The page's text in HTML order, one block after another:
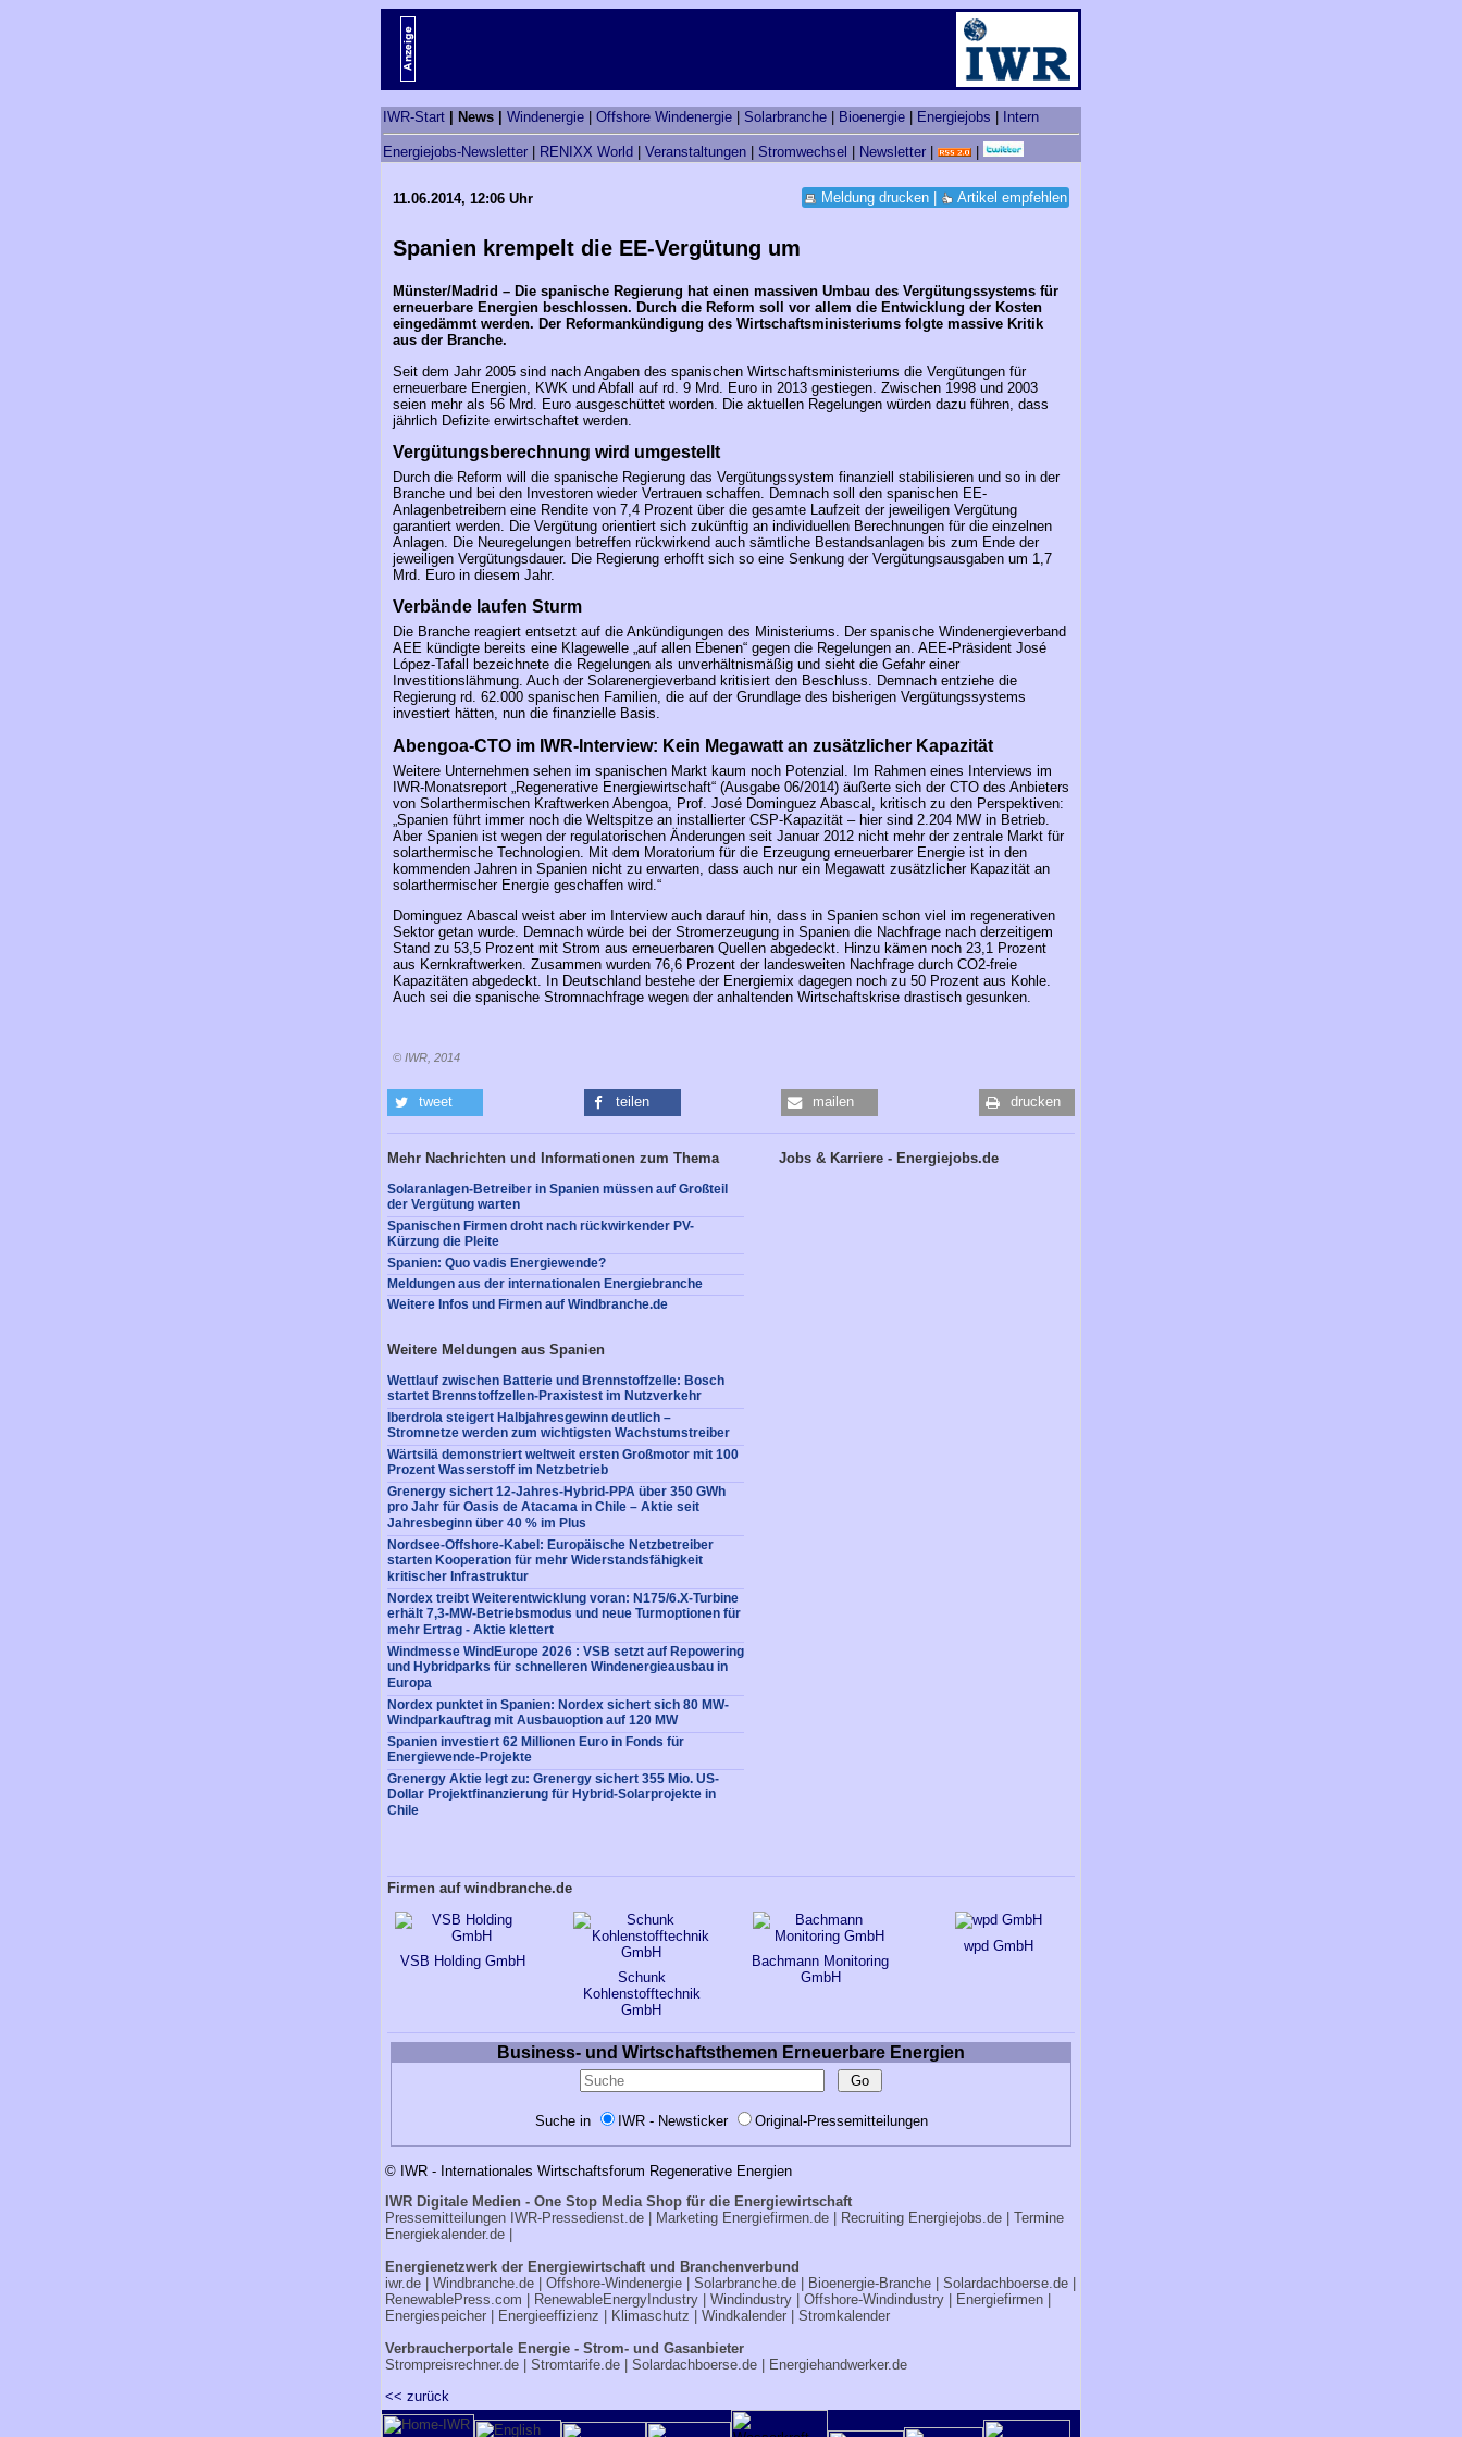
IWR-Start | News | Windenergie Offshore Windenergie Solarbranche Bioenergie Energiejobs Intern
Energiejobs-Newsletter RENIXX World Veranstaltungen Stromwechsel Newsletter
Meldung drucken Artikel empfehlen
11.06.2014, 12:06 Uhr
Spanien krempelt die EE-Vergütung um
Münster/Madrid – Die spanische Regierung hat einen massiven Umbau des Vergütungssystems für
erneuerbare Energien beschlossen. Durch die Reform soll vor allem die Entwicklung der Kosten
eingedämmt werden. Der Reformankündigung des Wirtschaftsministeriums folgte massive Kritik
aus der Branche.
Seit dem Jahr 2005 sind nach Angaben des spanischen Wirtschaftsministeriums die Vergütungen für
erneuerbare Energien, KWK und Abfall auf rd. 9 Mrd. Euro in 2013 gestiegen. Zwischen 1998 und 2003
seien mehr als 56 Mrd. Euro ausgeschüttet worden. Die aktuellen Regelungen würden dazu führen, dass
jährlich Defizite erwirtschaftet werden.
Vergütungsberechnung wird umgestellt
Durch die Reform will die spanische Regierung das Vergütungssystem finanziell stabilisieren und so in der
Branche und bei den Investoren wieder Vertrauen schaffen. Demnach soll den spanischen EE-
Anlagenbetreibern eine Rendite von 7,4 Prozent über die gesamte Laufzeit der jeweiligen Vergütung
garantiert werden. Die Vergütung orientiert sich zukünftig an individuellen Berechnungen für die einzelnen
Anlagen. Die Neuregelungen betreffen rückwirkend auch sämtliche Bestandsanlagen bis zum Ende der
jeweiligen Vergütungsdauer. Die Regierung erhofft sich so eine Senkung der Vergütungsausgaben um 1,7
Mrd. Euro in diesem Jahr.
Verbände laufen Sturm
Die Branche reagiert entsetzt auf die Ankündigungen des Ministeriums. Der spanische Windenergieverband
AEE kündigte bereits eine Klagewelle „auf allen Ebenen“ gegen die Regelungen an. AEE-Präsident José
López-Tafall bezeichnete die Regelungen als unverhältnismäßig und sieht die Gefahr einer
Investitionslähmung. Auch der Solarenergieverband kritisiert den Beschluss. Demnach entziehe die
Regierung rd. 62.000 spanischen Familien, die auf der Grundlage des bisherigen Vergütungssystems
investiert hätten, nun die finanzielle Basis.
Abengoa-CTO im IWR-Interview: Kein Megawatt an zusätzlicher Kapazität
Weitere Unternehmen sehen im spanischen Markt kaum noch Potenzial. Im Rahmen eines Interviews im
IWR-Monatsreport „Regenerative Energiewirtschaft“ (Ausgabe 06/2014) äußerte sich der CTO des Anbieters
von Solarthermischen Kraftwerken Abengoa, Prof. José Dominguez Abascal, kritisch zu den Perspektiven:
„Spanien führt immer noch die Weltspitze an installierter CSP-Kapazität – hier sind 2.204 MW in Betrieb.
Aber Spanien ist wegen der regulatorischen Änderungen seit Januar 2012 nicht mehr der zentrale Markt für
solarthermische Technologien. Mit dem Moratorium für die Erzeugung erneuerbarer Energie ist in den
kommenden Jahren in Spanien nicht zu erwarten, dass auch nur ein Megawatt zusätzlicher Kapazität an
solarthermischer Energie geschaffen wird.“
Dominguez Abascal weist aber im Interview auch darauf hin, dass in Spanien schon viel im regenerativen
Sektor getan wurde. Demnach würde bei der Stromerzeugung in Spanien die Nachfrage nach derzeitigem
Stand zu 53,5 Prozent mit Strom aus erneuerbaren Quellen abgedeckt. Hinzu kämen noch 23,1 Prozent
aus Kernkraftwerken. Zusammen wurden 76,6 Prozent der landesweiten Nachfrage durch CO2-freie
Kapazitäten abgedeckt. In Deutschland bestehe der Energiemix dagegen noch zu 50 Prozent aus Kohle.
Auch sei die spanische Stromnachfrage wegen der anhaltenden Wirtschaftskrise drastisch gesunken.
© IWR, 2014
tweet teilen mailen drucken
Mehr Nachrichten und Informationen zum Thema
Solaranlagen-Betreiber in Spanien müssen auf Großteil
der Vergütung warten
Spanischen Firmen droht nach rückwirkender PV-
Kürzung die Pleite
Spanien: Quo vadis Energiewende?
Meldungen aus der internationalen Energiebranche
Weitere Infos und Firmen auf Windbranche.de
Jobs & Karriere - Energiejobs.de
Weitere Meldungen aus Spanien
Wettlauf zwischen Batterie und Brennstoffzelle: Bosch
startet Brennstoffzellen-Praxistest im Nutzverkehr
Iberdrola steigert Halbjahresgewinn deutlich –
Stromnetze werden zum wichtigsten Wachstumstreiber
Wärtsilä demonstriert weltweit ersten Großmotor mit 100
Prozent Wasserstoff im Netzbetrieb
Grenergy sichert 12-Jahres-Hybrid-PPA über 350 GWh
pro Jahr für Oasis de Atacama in Chile – Aktie seit
Jahresbeginn über 40 % im Plus
Nordsee-Offshore-Kabel: Europäische Netzbetreiber
starten Kooperation für mehr Widerstandsfähigkeit
kritischer Infrastruktur
Nordex treibt Weiterentwicklung voran: N175/6.X-Turbine
erhält 7,3-MW-Betriebsmodus und neue Turmoptionen für
mehr Ertrag - Aktie klettert
Windmesse WindEurope 2026 : VSB setzt auf Repowering
und Hybridparks für schnelleren Windenergieausbau in
Europa
Nordex punktet in Spanien: Nordex sichert sich 80 MW-
Windparkauftrag mit Ausbauoption auf 120 MW
Spanien investiert 62 Millionen Euro in Fonds für
Energiewende-Projekte
Grenergy Aktie legt zu: Grenergy sichert 355 Mio. US-
Dollar Projektfinanzierung für Hybrid-Solarprojekte in
Chile
Firmen auf windbranche.de
VSB Holding GmbH
Schunk
Kohlenstofftechnik
GmbH
Bachmann Monitoring
GmbH
wpd GmbH
Business- und Wirtschaftsthemen Erneuerbare Energien
Suche in IWR - Newsticker Original-Pressemitteilungen
© IWR - Internationales Wirtschaftsforum Regenerative Energien
IWR Digitale Medien - One Stop Media Shop für die Energiewirtschaft
Pressemitteilungen IWR-Pressedienst.de | Marketing Energiefirmen.de | Recruiting Energiejobs.de | Termine
Energiekalender.de
Energienetzwerk der Energiewirtschaft und Branchenverbund
iwr.de
Windbranche.de Offshore-Windenergie Solarbranche.de Bioenergie-Branche Solardachboerse.de
RenewablePress.com
RenewableEnergyIndustry Windindustry Offshore-Windindustry | Energiefirmen
Energiespeicher
Energieeffizienz Klimaschutz Windkalender
Stromkalender
Verbraucherportale Energie - Strom- und Gasanbieter
Strompreisrechner.de
Stromtarife.de Solardachboerse.de
Energiehandwerker.de
<< zurück